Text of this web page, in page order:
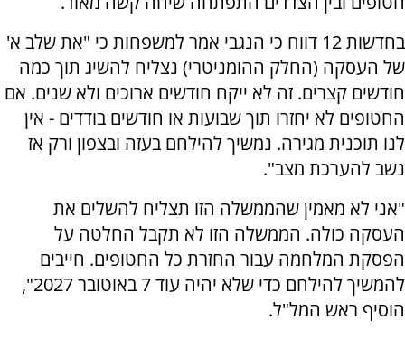
בחדשות 12 דווח כי הנגבי אמר למשפחות כי "את שלב א'
של העסקה (החלק ההומניטרי) נצליח להשיג תוך כמה
חודשים קצרים. זה לא ייקח חודשים ארוכים ולא שנים. אם
החטופים לא יחזרו תוך שבועות או חודשים בודדים - אין
לנו תוכנית מגירה. נמשיך להילחם בעזה ובצפון ורק אז
נשב להערכת מצב".
"אני לא מאמין שהממשלה הזו תצליח להשלים את
העסקה כולה. הממשלה הזו לא תקבל החלטה על
הפסקת המלחמה עבור החזרת כל החטופים. חייבים
להמשיך להילחם כדי שלא יהיה עוד 7 באוטובר 2027",
הוסיף ראש המל"ל.